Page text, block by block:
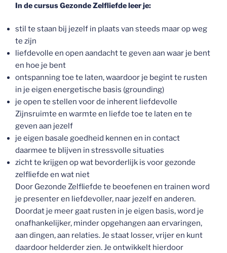
In de cursus Gezonde Zelfliefde leer je:
stil te staan bij jezelf in plaats van steeds maar op weg
te zijn
liefdevolle en open aandacht te geven aan waar je bent
en hoe je bent
ontspanning toe te laten, waardoor je begint te rusten
in je eigen energetische basis (grounding)
je open te stellen voor de inherent liefdevolle
Zijnsruimte en warmte en liefde toe te laten en te
geven aan jezelf
je eigen basale goedheid kennen en in contact
daarmee te blijven in stressvolle situaties
zicht te krijgen op wat bevorderlijk is voor gezonde
zelfliefde en wat niet
Door Gezonde Zelfliefde te beoefenen en trainen word
je presenter en liefdevoller, naar jezelf en anderen.
Doordat je meer gaat rusten in je eigen basis, word je
onafhankelijker, minder opgehangen aan ervaringen,
aan dingen, aan relaties. Je staat losser, vrijer en kunt
daardoor helderder zien. Je ontwikkelt hierdoor